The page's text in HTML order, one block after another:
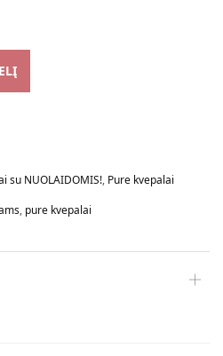
su NUOLAIDOMIS!, Pure kvepalai
, pure kvepalai